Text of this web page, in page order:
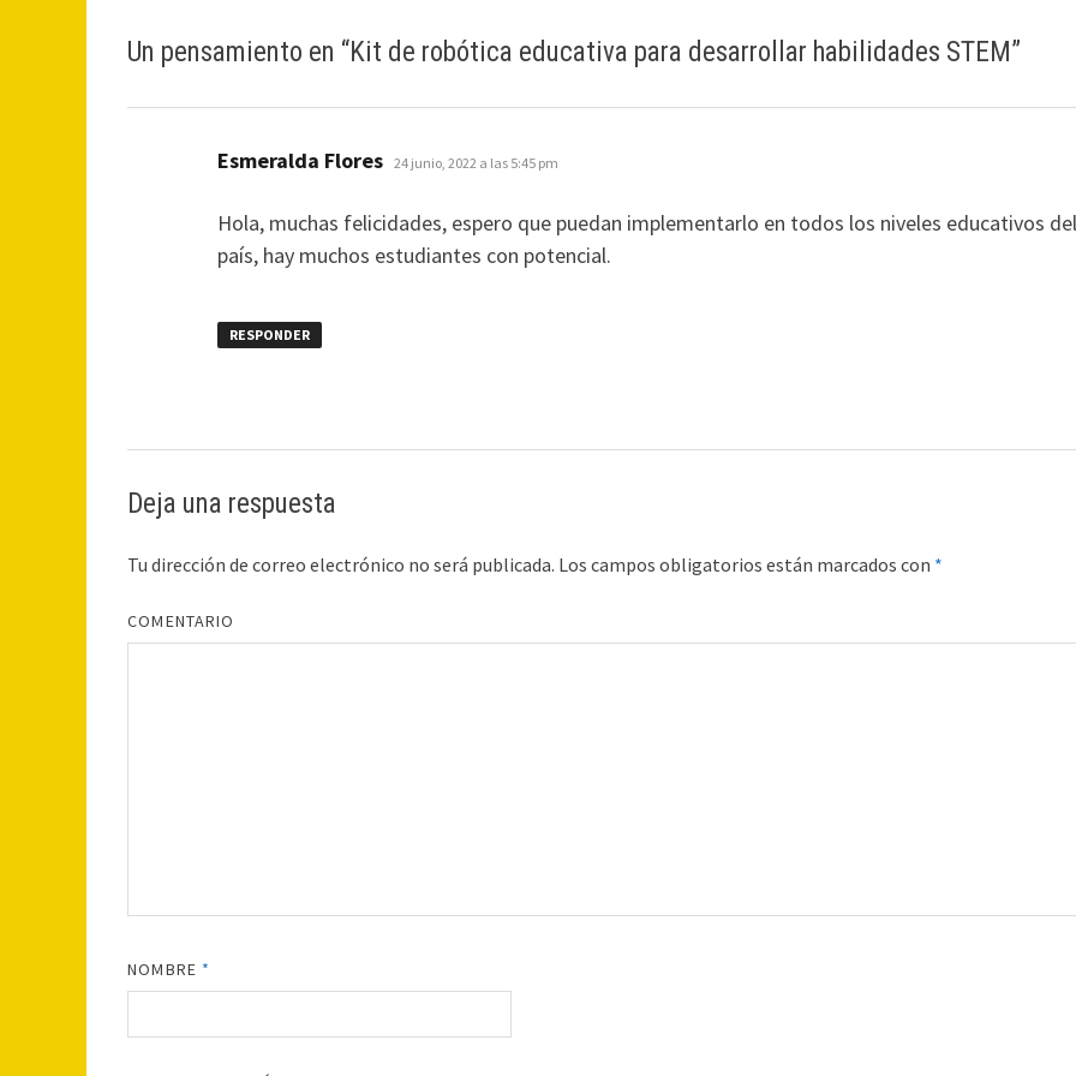
Un pensamiento en “Kit de robótica educativa para desarrollar habilidades STEM”
Esmeralda Flores dice:
24 junio, 2022 a las 5:45 pm
Hola, muchas felicidades, espero que puedan implementarlo en todos los niveles educativos
país, hay muchos estudiantes con potencial.
RESPONDER
Deja una respuesta
Tu dirección de correo electrónico no será publicada. Los campos obligatorios están marcados con *
COMENTARIO
NOMBRE *